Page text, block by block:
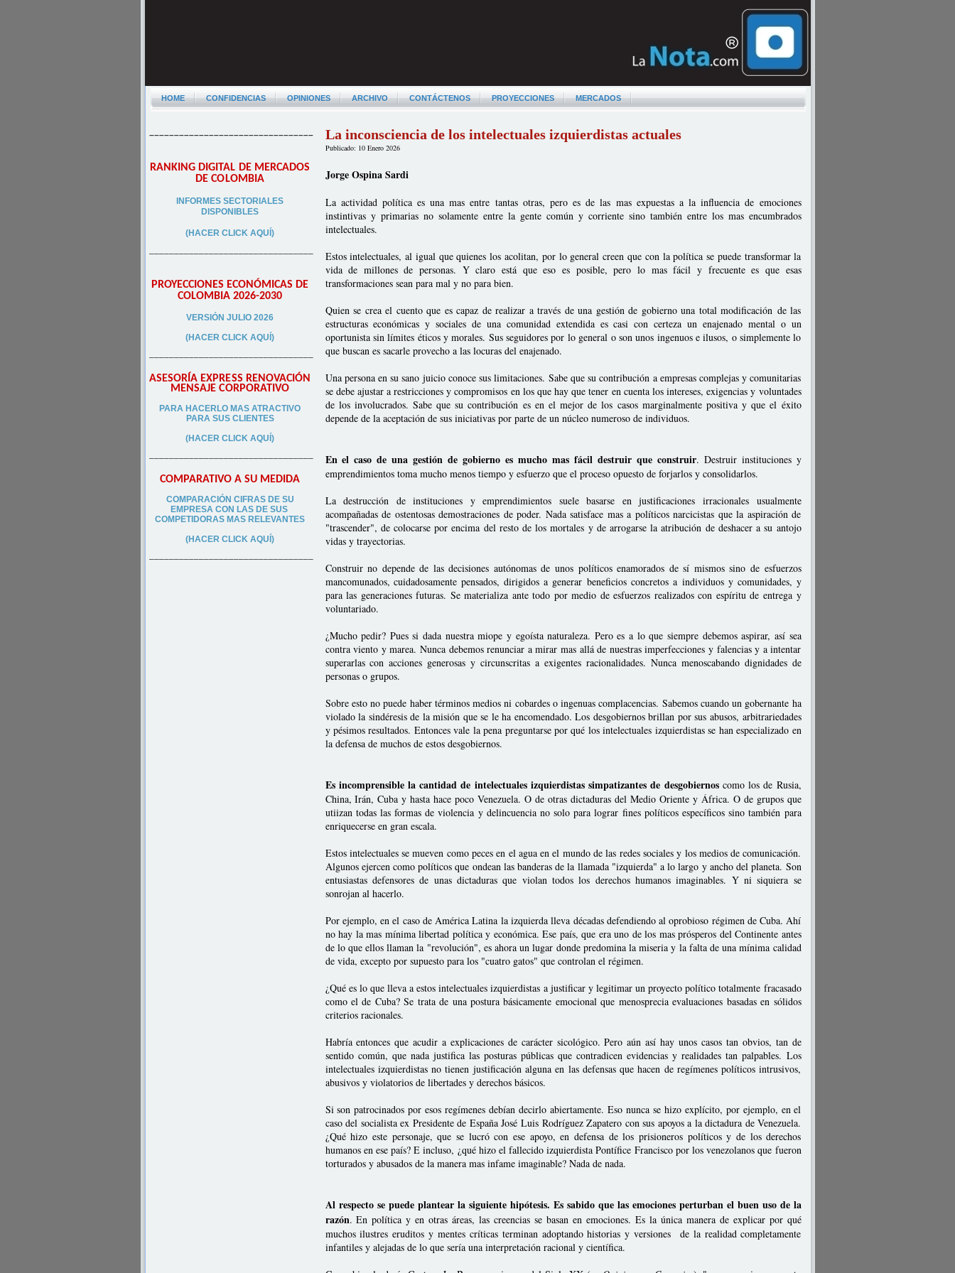
HOME CONFIDENCIAS OPINIONES ARCHIVO CONTÁCTENOS PROYECCIONES MERCADOS
–––––––––––––––––––––––––––––––––
RANKING DIGITAL DE MERCADOS
DE COLOMBIA
INFORMES SECTORIALES
DISPONIBLES
(HACER CLICK AQUÍ)
–––––––––––––––––––––––––––––––––
PROYECCIONES ECONÓMICAS DE
COLOMBIA 2026-2030
VERSIÓN JULIO 2026
(HACER CLICK AQUÍ)
–––––––––––––––––––––––––––––––––
ASESORÍA EXPRESS RENOVACIÓN
MENSAJE CORPORATIVO
PARA HACERLO MAS ATRACTIVO
PARA SUS CLIENTES
(HACER CLICK AQUÍ)
–––––––––––––––––––––––––––––––––
COMPARATIVO A SU MEDIDA
COMPARACIÓN CIFRAS DE SU
EMPRESA CON LAS DE SUS
COMPETIDORAS MAS RELEVANTES
(HACER CLICK AQUÍ)
–––––––––––––––––––––––––––––––––
La inconsciencia de los intelectuales izquierdistas actuales
Publicado: 10 Enero 2026
Jorge Ospina Sardi
La actividad política es una mas entre tantas otras, pero es de las mas expuestas a la influencia de emociones
instintivas y primarias no solamente entre la gente común y corriente sino también entre los mas encumbrados
intelectuales.
Estos intelectuales, al igual que quienes los acolitan, por lo general creen que con la política se puede transformar la
vida de millones de personas. Y claro está que eso es posible, pero lo mas fácil y frecuente es que esas
transformaciones sean para mal y no para bien.
Quien se crea el cuento que es capaz de realizar a través de una gestión de gobierno una total modificación de las
estructuras económicas y sociales de una comunidad extendida es casi con certeza un enajenado mental o un
oportunista sin límites éticos y morales. Sus seguidores por lo general o son unos ingenuos e ilusos, o simplemente lo
que buscan es sacarle provecho a las locuras del enajenado.
Una persona en su sano juicio conoce sus limitaciones. Sabe que su contribución a empresas complejas y comunitarias
se debe ajustar a restricciones y compromisos en los que hay que tener en cuenta los intereses, exigencias y voluntades
de los involucrados. Sabe que su contribución es en el mejor de los casos marginalmente positiva y que el éxito
depende de la aceptación de sus iniciativas por parte de un núcleo numeroso de individuos.
En el caso de una gestión de gobierno es mucho mas fácil destruir que construir. Destruir instituciones y
emprendimientos toma mucho menos tiempo y esfuerzo que el proceso opuesto de forjarlos y consolidarlos.
La destrucción de instituciones y emprendimientos suele basarse en justificaciones irracionales usualmente
acompañadas de ostentosas demostraciones de poder. Nada satisface mas a políticos narcicistas que la aspiración de
"trascender", de colocarse por encima del resto de los mortales y de arrogarse la atribución de deshacer a su antojo
vidas y trayectorias.
Construir no depende de las decisiones autónomas de unos políticos enamorados de sí mismos sino de esfuerzos
mancomunados, cuidadosamente pensados, dirigidos a generar beneficios concretos a individuos y comunidades, y
para las generaciones futuras. Se materializa ante todo por medio de esfuerzos realizados con espíritu de entrega y
voluntariado.
¿Mucho pedir? Pues si dada nuestra miope y egoísta naturaleza. Pero es a lo que siempre debemos aspirar, así sea
contra viento y marea. Nunca debemos renunciar a mirar mas allá de nuestras imperfecciones y falencias y a intentar
superarlas con acciones generosas y circunscritas a exigentes racionalidades. Nunca menoscabando dignidades de
personas o grupos.
Sobre esto no puede haber términos medios ni cobardes o ingenuas complacencias. Sabemos cuando un gobernante ha
violado la sindéresis de la misión que se le ha encomendado. Los desgobiernos brillan por sus abusos, arbitrariedades
y pésimos resultados. Entonces vale la pena preguntarse por qué los intelectuales izquierdistas se han especializado en
la defensa de muchos de estos desgobiernos.
Es incomprensible la cantidad de intelectuales izquierdistas simpatizantes de desgobiernoscomo los de Rusia,
China, Irán, Cuba y hasta hace poco Venezuela. O de otras dictaduras del Medio Oriente y África. O de grupos que
utiizan todas las formas de violencia y delincuencia no solo para lograr fines políticos específicos sino también para
enriquecerse en gran escala.
Estos intelectuales se mueven como peces en el agua en el mundo de las redes sociales y los medios de comunicación.
Algunos ejercen como políticos que ondean las banderas de la llamada "izquierda" a lo largo y ancho del planeta. Son
entusiastas defensores de unas dictaduras que violan todos los derechos humanos imaginables. Y ni siquiera se
sonrojan al hacerlo.
Por ejemplo, en el caso de América Latina la izquierda lleva décadas defendiendo al oprobioso régimen de Cuba. Ahí
no hay la mas mínima libertad política y económica. Ese país, que era uno de los mas prósperos del Continente antes
de lo que ellos llaman la "revolución", es ahora un lugar donde predomina la miseria y la falta de una mínima calidad
de vida, excepto por supuesto para los "cuatro gatos" que controlan el régimen.
¿Qué es lo que lleva a estos intelectuales izquierdistas a justificar y legitimar un proyecto político totalmente fracasado
como el de Cuba? Se trata de una postura básicamente emocional que menosprecia evaluaciones basadas en sólidos
criterios racionales.
Habría entonces que acudir a explicaciones de carácter sicológico. Pero aún así hay unos casos tan obvios, tan de
sentido común, que nada justifica las posturas públicas que contradicen evidencias y realidades tan palpables. Los
intelectuales izquierdistas no tienen justificación alguna en las defensas que hacen de regímenes políticos intrusivos,
abusivos y violatorios de libertades y derechos básicos.
Si son patrocinados por esos regímenes debían decirlo abiertamente. Eso nunca se hizo explícito, por ejemplo, en el
caso del socialista ex Presidente de España José Luis Rodríguez Zapatero con sus apoyos a la dictadura de Venezuela.
¿Qué hizo este personaje, que se lucró con ese apoyo, en defensa de los prisioneros políticos y de los derechos
humanos en ese país? E incluso, ¿qué hizo el fallecido izquierdista Pontífice Francisco por los venezolanos que fueron
torturados y abusados de la manera mas infame imaginable? Nada de nada.
Al respecto se puede plantear la siguiente hipótesis. Es sabido que las emociones perturban el buen uso de la
razón. En política y en otras áreas, las creencias se basan en emociones. Es la única manera de explicar por qué
muchos ilustres eruditos y mentes críticas terminan adoptando historias y versiones de la realidad completamente
infantiles y alejadas de lo que sería una interpretación racional y científica.